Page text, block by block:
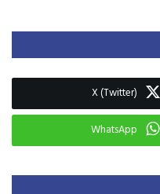
X (Twitter)
WhatsApp